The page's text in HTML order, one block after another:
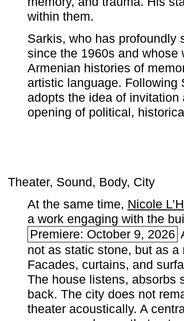
within them.
Sarkis, who has profoundly
since the 1960s and
Armenian histories of
artistic language. Following
adopts the idea of
opening of political,
Theater, Sound, Body, City
At the same time, Nicole
a work engaging with the
Premiere: October 9, 2026
not as static stone, but as a
Facades, curtains, and
The house listens, absorbs
back. The city does not
theater acoustically. A